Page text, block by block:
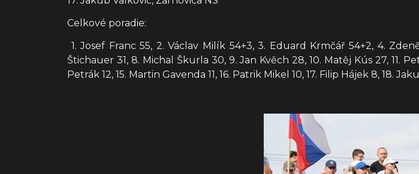
Celkové poradie:
1. Josef Franc 55, 2. Václav Milík 54+3, 3. Eduard Krmčář 54+2, 4.
Štichauer 31, 8. Michal Škurla 30, 9. Jan Kvěch 28, 10. Matěj Kús 27, 11.
Petrák 12, 15. Martin Gavenda 11, 16. Patrik Mikel 10, 17. Filip Hájek 8, 18.